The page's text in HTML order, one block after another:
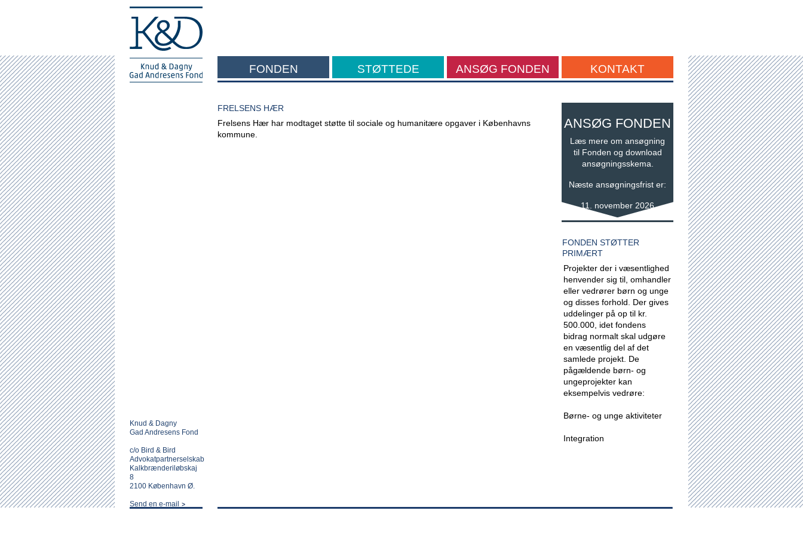
FONDEN STØTTEDE ANSØG FONDEN KONTAKT
FRELSENS HÆR
Frelsens Hær har modtaget støtte til sociale og humanitære opgaver i Københavns
kommune.
ANSØG FONDEN
Læs mere om ansøgning
til Fonden og download
ansøgningsskema.
Næste ansøgningsfrist er:
11. november 2026
FONDEN STØTTER
PRIMÆRT
Projekter der i væsentlighed
henvender sig til, omhandler
eller vedrører børn og unge
og disses forhold. Der gives
uddelinger på op til kr.
500.000, idet fondens
bidrag normalt skal udgøre
en væsentlig del af det
samlede projekt. De
pågældende børn- og
ungeprojekter kan
eksempelvis vedrøre:
Børne- og unge aktiviteter
Integration
Knud & Dagny
Gad Andresens Fond
c/o Bird & Bird
Advokatpartnerselskab
Kalkbrænderiløbskaj
8
2100 København Ø.
Send en e-mail